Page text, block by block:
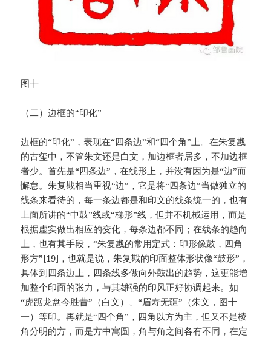
图十
（二）边框的“印化”
边框的“印化”，表现在“四条边”和“四个角”上。在朱复戡
的古玺中，不管朱文还是白文，加边框者居多，不加边框
者少。首先是“四条边”，在线形上，并没有因为是“边”而
懈怠。朱复戡相当重视“边”，它是将“四条边”当做独立的
线条来看待的，每一条边都是和印文的线条统一的，也有
上面所讲的“中鼓”线或“梯形”线，但并不机械运用，而是
根据虚实做出相应的变化，每条边都不同；在线条的趋向
上，也有其手段，“朱复戡的常用定式：印形像鼓，四角
形方”[19]，也就是说，朱复戡的印面整体形状像“鼓形”，
具体到四条边上，四条线多做向外鼓出的趋势，这更能增
加整个印面的张力，与其雄强的印风正好协调起来。如
“虎踞龙盘今胜昔”（白文）、“眉寿无疆”（朱文，图十
一）等印。再就是“四个角”，四角以方为主，但又不是棱
角分明的方，而是方中寓圆，角与角之间各有不同，在定